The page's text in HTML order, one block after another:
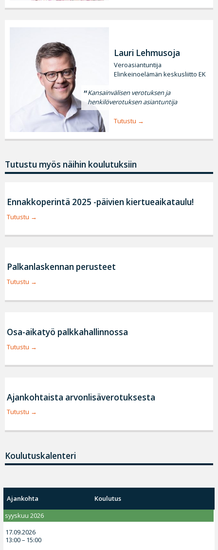
Lauri Lehmusoja
Veroasiantuntija
Elinkeinoelämän keskusliitto EK
Kansainvälisen verotuksen ja
henkilöverotuksen asiantuntija
Tutustu
Tutustu myös näihin koulutuksiin
Ennakkoperintä 2025 -päivien kiertueaikataulu!
Tutustu
Palkanlaskennan perusteet
Tutustu
Osa-aikatyö palkkahallinnossa
Tutustu
Ajankohtaista arvonlisäverotuksesta
Tutustu
Koulutuskalenteri
Ajankohta
Koulutus
syyskuu 2026
17.09.2026
13:00 – 15:00